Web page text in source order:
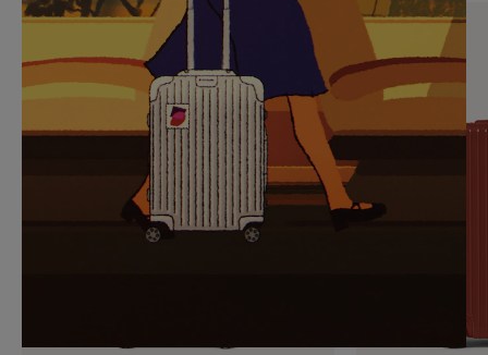
SUR
POUR
METTRE
PAUSE
VEUILLEZ
CLIQUER
POUR
RÉACTIVER
LE
SON